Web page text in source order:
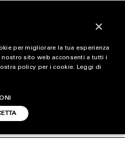
×
per migliorare la tua esperienza
sito web acconsenti a tutti i
policy per i cookie. Leggi di